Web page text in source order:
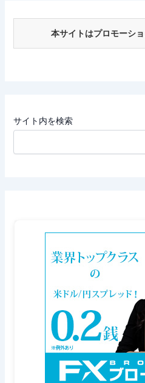
本サイトはプロモーシ
サイト内を検索